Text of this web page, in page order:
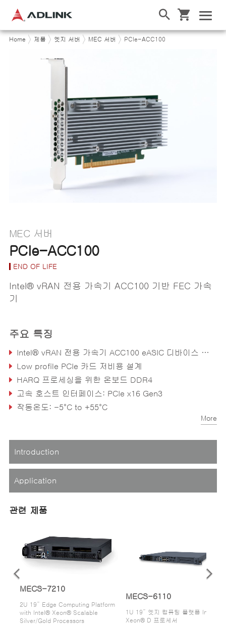
Home 제품 엣지 서버 MEC 서버 PCIe-ACC100
MEC 서버
PCIe-ACC100
END OF LIFE
Intel® vRAN 전용 가속기 ACC100 기반 FEC 가속
기
주요 특징
Intel® vRAN 전용 가속기 ACC100 eASIC 디바이스 탑재 (Mount Bryce)
Low profile PCIe 카드 저비용 설계
HARQ 프로세싱을 위한 온보드 DDR4
고속 호스트 인터페이스: PCIe x16 Gen3
작동온도: -5°C to +55°C
More
Introduction
Application
관련 제품
MECS-7210
2U 19” Edge Computing Platform
with Intel® Xeon® Scalable
Silver/Gold Processors
MECS-6110
1U 19” 엣지 컴퓨팅 플랫폼 Intel®
Xeon® D 프로세서